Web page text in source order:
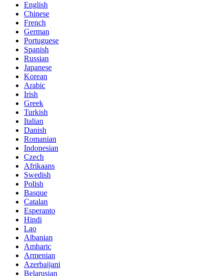
English
Chinese
French
German
Portuguese
Spanish
Russian
Japanese
Korean
Arabic
Irish
Greek
Turkish
Italian
Danish
Romanian
Indonesian
Czech
Afrikaans
Swedish
Polish
Basque
Catalan
Esperanto
Hindi
Lao
Albanian
Amharic
Armenian
Azerbaijani
Belarusian